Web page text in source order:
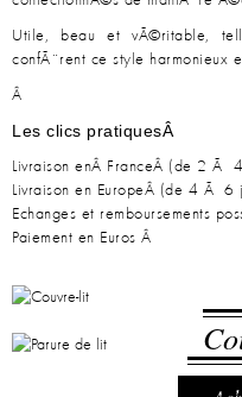
Utile, beau et vÃ©ritable,
confÃ¨rent ce style harmonieux
Â
Les clics pratiquesÂ
Livraison enÂ FranceÂ (de 2 Ã
Livraison en EuropeÂ (de 4 Ã
Echanges et remboursements
Paiement en Euros Â